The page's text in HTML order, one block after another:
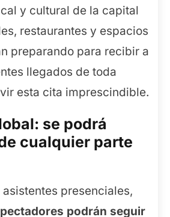
y cultural de la capital
restaurantes y espacios
preparando para recibir a
llegados de toda
esta cita imprescindible.
se podrá
cualquier parte
presenciales,
podrán seguir